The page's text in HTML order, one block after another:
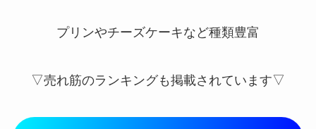
プリンやチーズケーキなど種類豊富
▽売れ筋のランキングも掲載されています▽